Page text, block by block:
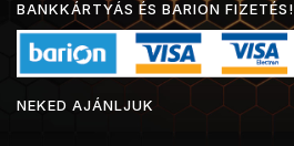
BANKKÁRTYÁS ÉS BARION FIZETÉS!
NEKED AJÁNLJUK